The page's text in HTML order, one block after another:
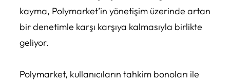
kayma, Polymarket’in yönetişim üzerinde artan
bir denetimle karşı karşıya kalmasıyla birlikte
geliyor.
Polymarket, kullanıcıların tahkim bonoları ile